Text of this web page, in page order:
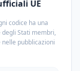
UE
codice ha una
Stati membri,
pubblicazioni